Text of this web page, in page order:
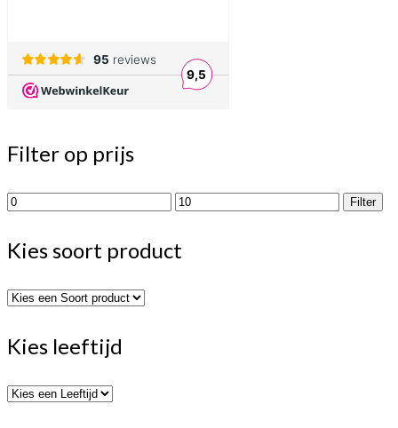
Filter op prijs
Min.
Max.
Filter
Kies soort product
Kies leeftijd